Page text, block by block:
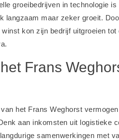
groeibedrijven in technologie
langzaam maar zeker groeit.
kon zijn bedrijf uitgroeien tot
Frans
het Frans Weghorst
aan inkomsten uit logistieke
samenwerkingen met